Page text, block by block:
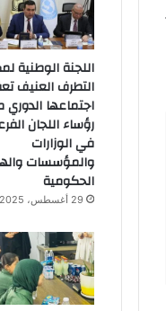
اللجنة الوطنية
التطرف العنيف
اجتماعها
رؤساء اللجان
في الوزارات
والمؤسسات
الحكومية
29 أغسطس، 2025